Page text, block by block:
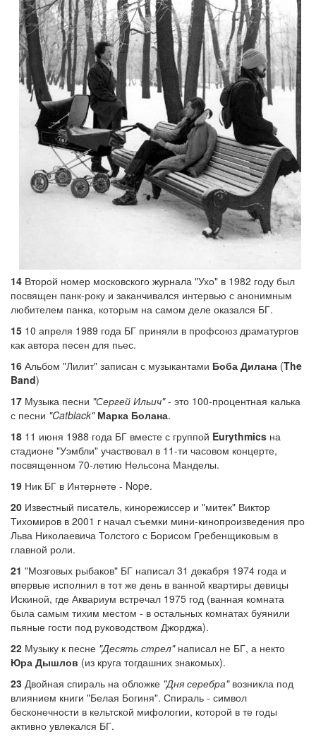
14 Второй номер московского журнала "Ухо" в 1982 году был
посвящен панк-року и заканчивался интервью с анонимным
любителем панка, которым на самом деле оказался БГ.
15 10 апреля 1989 года БГ приняли в профсоюз драматургов
как автора песен для пьес.
16 Альбом "Лилит" записан с музыкантами Боба Дилана (The
Band)
17 Музыка песни "Сергей Ильич"- это 100-процентная калька
с песни "Catblack" Марка Болана.
18 11 июня 1988 года БГ вместе с группой Eurythmics на
стадионе "Уэмбли" участвовал в 11-ти часовом концерте,
посвященном 70-летию Нельсона Манделы.
19 Ник БГ в Интернете - Nope.
20 Известный писатель, кинорежиссер и "митек" Виктор
Тихомиров в 2001 г начал съемки мини-кинопроизведения про
Льва Николаевича Толстого с Борисом Гребенщиковым в
главной роли.
21 "Мозговых рыбаков" БГ написал 31 декабря 1974 года и
впервые исполнил в тот же день в ванной квартиры девицы
Искиной, где Аквариум встречал 1975 год (ванная комната
была самым тихим местом - в остальных комнатах буянили
пьяные гости под руководством Джорджа).
22 Музыку к песне "Десять стрел"написал не БГ, а некто
Юра Дышлов (из круга тогдашних знакомых).
23 Двойная спираль на обложке "Дня серебра"возникла под
влиянием книги "Белая Богиня". Спираль - символ
бесконечности в кельтской мифологии, которой в те годы
активно увлекался БГ.